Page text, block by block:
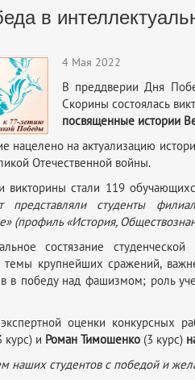
в
4 Мая 2022
В преддверии Дня
Скорины состоялась
посвященные истории
нацелено на актуализацию
Отечественной войны.
викторины стали 119
представляли студенты
(профиль «История,
состязание
темы крупнейших сражений,
в победу над фашизмом; роль
оценки конкурсных
курс) и Роман Тимошенко(3 курс)
наших студентов с победой и